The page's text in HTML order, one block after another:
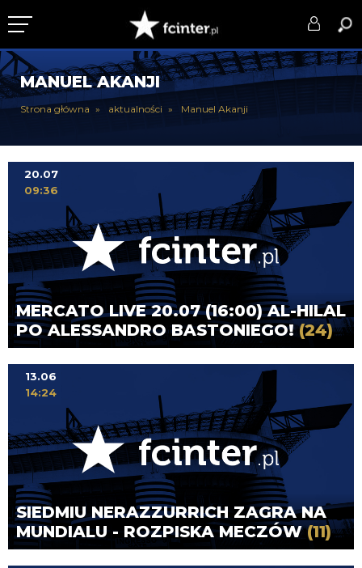
KLUB
DRUŻYNA
PUCHARY
DLA TIFOSICH
SERWIS
MANUEL AKANJI
Strona główna aktualności Manuel Akanji
MERCATO LIVE 20.07 (16:00) AL-HILAL
PO ALESSANDRO BASTONIEGO!(24)
20.07
09:36
SIEDMIU NERAZZURRICH ZAGRA NA
MUNDIALU - ROZPISKA MECZÓW(11)
13.06
14:24